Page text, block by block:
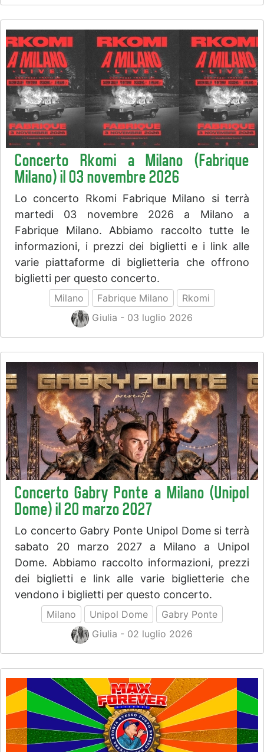
Concerto Rkomi a Milano (Fabrique
Milano) il 03 novembre 2026
Lo concerto Rkomi Fabrique Milano si terrà
martedi 03 novembre 2026 a Milano a
Fabrique Milano. Abbiamo raccolto tutte le
informazioni, i prezzi dei biglietti e i link alle
varie piattaforme di biglietteria che offrono
biglietti per questo concerto.
Milano Fabrique Milano
Rkomi
Giulia - 03 luglio 2026
Concerto Gabry Ponte a Milano (Unipol
Dome) il 20 marzo 2027
Lo concerto Gabry Ponte Unipol Dome si terrà
sabato 20 marzo 2027 a Milano a Unipol
Dome. Abbiamo raccolto informazioni, prezzi
dei biglietti e link alle varie biglietterie che
vendono i biglietti per questo concerto.
Milano Unipol Dome
Gabry Ponte
Giulia - 02 luglio 2026